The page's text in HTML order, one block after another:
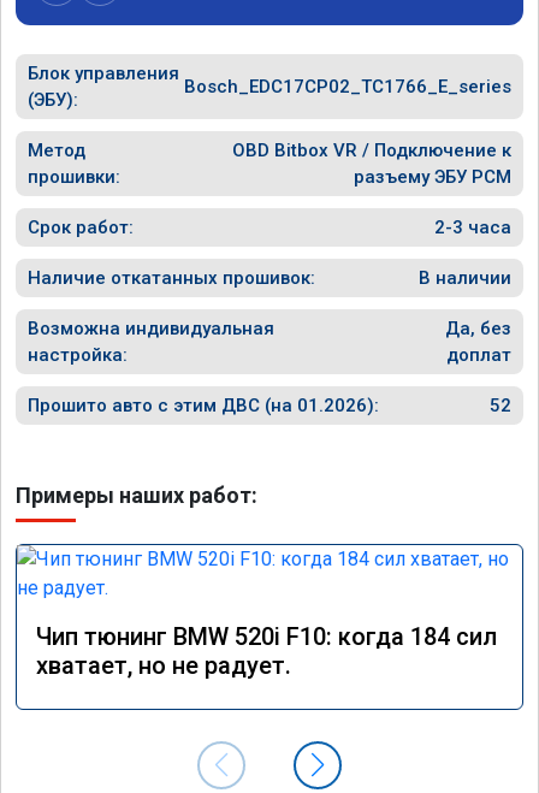
Блок управления
(ЭБУ):
Bosch_EDC17CP02_TC1766_E_series
Метод
прошивки:
OBD Bitbox VR / Подключение к
разъему ЭБУ PCM
Срок работ: 2-3 часа
Наличие откатанных прошивок: В наличии
Возможна индивидуальная
настройка:
Да, без
доплат
Прошито авто с этим ДВС (на 01.2026): 52
Примеры наших работ:
Чип тюнинг BMW 520i F10: когда 184 сил
хватает, но не радует.